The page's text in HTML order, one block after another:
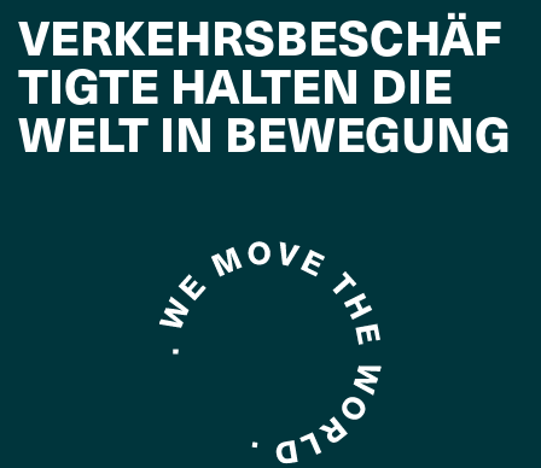
VERKEHRSBESCHÄF
TIGTE HALTEN DIE
WELT IN BEWEGUNG